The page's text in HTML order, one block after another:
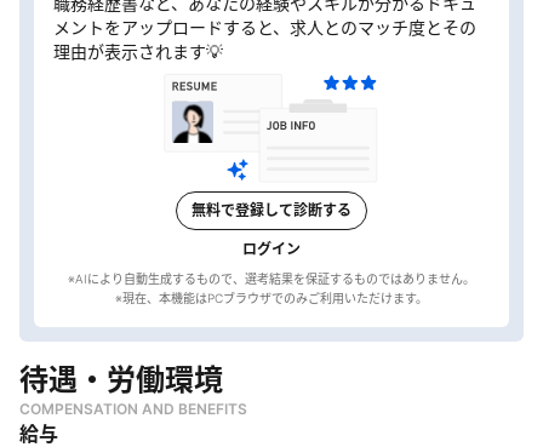
メントをアップロードすると、求人とのマッチ度とその
理由が表示されます💡
無料で登録して診断する
ログイン
※AIにより自動生成するもので、選考結果を保証するものではありません。
待遇・労働環境
COMPENSATION AND BENEFITS
給与